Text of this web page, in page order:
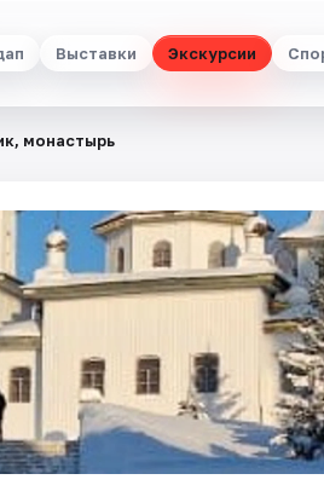
Выставки Экскурсии
монастырь